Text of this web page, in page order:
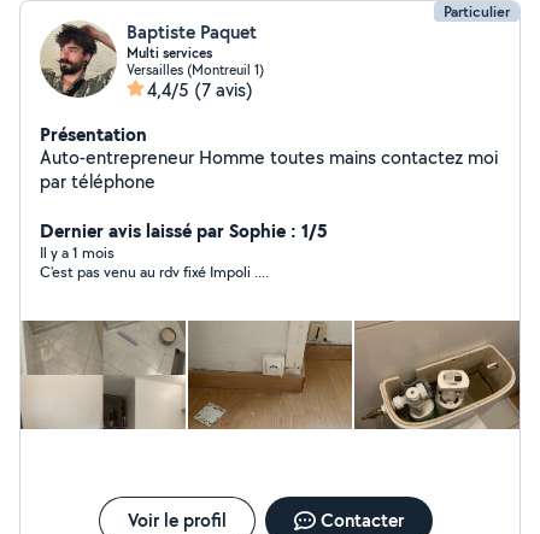
Particulier
Baptiste Paquet
Multi services
Versailles (Montreuil 1)
4,4/5 (7 avis)
Présentation
Auto-entrepreneur Homme toutes mains contactez moi
par téléphone
Dernier avis laissé par Sophie : 1/5
Il y a 1 mois
C'est pas venu au rdv fixé Impoli ....
Voir le profil Contacter